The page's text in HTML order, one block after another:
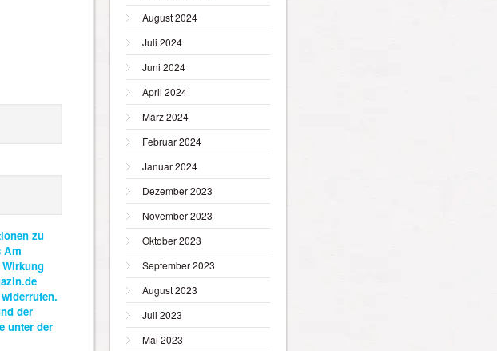
zu
Am
der
unter der
August 2024
Juli 2024
Juni 2024
April 2024
März 2024
Februar 2024
Januar 2024
Dezember 2023
November 2023
Oktober 2023
September 2023
August 2023
Juli 2023
Mai 2023